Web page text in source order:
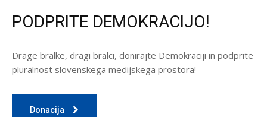
PODPRITE DEMOKRACIJO!
Drage bralke, dragi bralci, donirajte Demokraciji in podprite
pluralnost slovenskega medijskega prostora!
Donacija